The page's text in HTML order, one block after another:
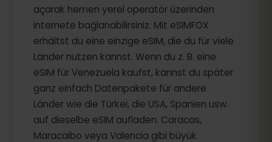
açarak hemen yerel operatör üzerinden
internete bağlanabilirsiniz. Mit eSIMFOX
erhältst du eine einzige eSIM, die du für viele
Länder nutzen kannst. Wenn du z. B. eine
eSIM für Venezuela kaufst, kannst du später
ganz einfach Datenpakete für andere
Länder wie die Türkei, die USA, Spanien usw.
auf dieselbe eSIM aufladen. Caracas,
Maracaibo veya Valencia gibi büyük